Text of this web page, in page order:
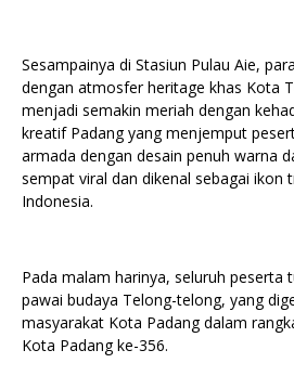
Sesampainya di Stasiun Pulau Aie,
dengan atmosfer heritage khas Kota
menjadi semakin meriah dengan
kreatif Padang yang menjemput
armada dengan desain penuh warna
sempat viral dan dikenal sebagai ikon
Indonesia.
Pada malam harinya, seluruh peserta
pawai budaya Telong-telong, yang
masyarakat Kota Padang dalam
Kota Padang ke-356.